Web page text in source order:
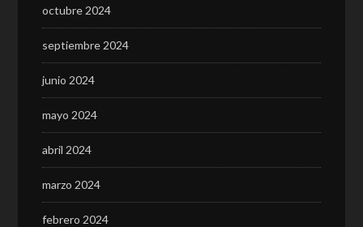
octubre 2024
septiembre 2024
junio 2024
mayo 2024
abril 2024
marzo 2024
febrero 2024